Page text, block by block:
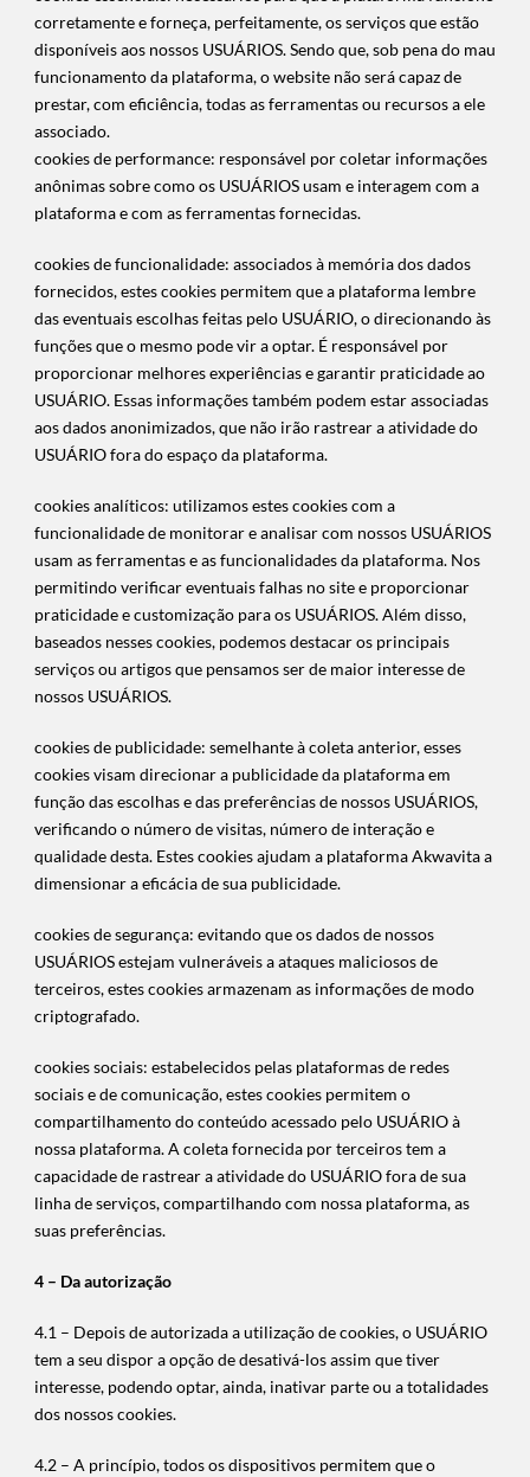
corretamente e forneça, perfeitamente, os serviços que estão
disponíveis aos nossos USUÁRIOS. Sendo que, sob pena do mau
funcionamento da plataforma, o website não será capaz de
prestar, com eficiência, todas as ferramentas ou recursos a ele
associado.
cookies de performance: responsável por coletar informações
anônimas sobre como os USUÁRIOS usam e interagem com a
plataforma e com as ferramentas fornecidas.
cookies de funcionalidade: associados à memória dos dados
fornecidos, estes cookies permitem que a plataforma lembre
das eventuais escolhas feitas pelo USUÁRIO, o direcionando às
funções que o mesmo pode vir a optar. É responsável por
proporcionar melhores experiências e garantir praticidade ao
USUÁRIO. Essas informações também podem estar associadas
aos dados anonimizados, que não irão rastrear a atividade do
USUÁRIO fora do espaço da plataforma.
cookies analíticos: utilizamos estes cookies com a
funcionalidade de monitorar e analisar com nossos USUÁRIOS
usam as ferramentas e as funcionalidades da plataforma. Nos
permitindo verificar eventuais falhas no site e proporcionar
praticidade e customização para os USUÁRIOS. Além disso,
baseados nesses cookies, podemos destacar os principais
serviços ou artigos que pensamos ser de maior interesse de
nossos USUÁRIOS.
cookies de publicidade: semelhante à coleta anterior, esses
cookies visam direcionar a publicidade da plataforma em
função das escolhas e das preferências de nossos USUÁRIOS,
verificando o número de visitas, número de interação e
qualidade desta. Estes cookies ajudam a plataforma Akwavita a
dimensionar a eficácia de sua publicidade.
cookies de segurança: evitando que os dados de nossos
USUÁRIOS estejam vulneráveis a ataques maliciosos de
terceiros, estes cookies armazenam as informações de modo
criptografado.
cookies sociais: estabelecidos pelas plataformas de redes
sociais e de comunicação, estes cookies permitem o
compartilhamento do conteúdo acessado pelo USUÁRIO à
nossa plataforma. A coleta fornecida por terceiros tem a
capacidade de rastrear a atividade do USUÁRIO fora de sua
linha de serviços, compartilhando com nossa plataforma, as
suas preferências.
4 – Da autorização
4.1 – Depois de autorizada a utilização de cookies, o USUÁRIO
tem a seu dispor a opção de desativá-los assim que tiver
interesse, podendo optar, ainda, inativar parte ou a totalidades
dos nossos cookies.
4.2 – A princípio, todos os dispositivos permitem que o